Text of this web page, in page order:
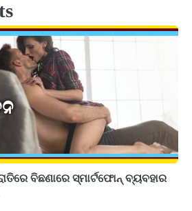
ବିଛଣାରେ ସ୍ମାର୍ଟଫୋନ୍ ବ୍ୟବହାର